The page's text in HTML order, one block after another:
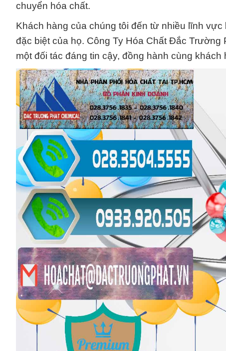
chuyển hóa chất.
Khách hàng của chúng tôi đến từ nhiều lĩnh
đặc biệt của họ. Công Ty Hóa Chất Đắc
một đối tác đáng tin cậy, đồng hành cùng